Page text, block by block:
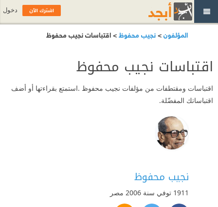
المؤلفون>نجيب محفوظ> اقتباسات نجيب محفوظ
اقتباسات نجيب محفوظ
اقتباسات ومقتطفات من مؤلفات نجيب محفوظ .استمتع بقراءتها أو أضف
اقتباساتك المفضّلة.
نجيب محفوظ
1911 توفي سنة 2006 مصر
اشترك الآن دخول